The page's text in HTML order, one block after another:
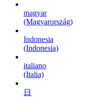
magyar
(Magyarország)
Indonesia
(Indonesia)
italiano
(Italia)
日